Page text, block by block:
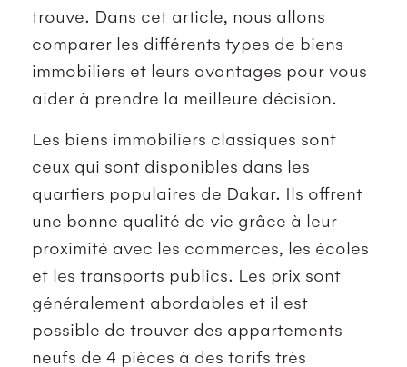
trouve. Dans cet article, nous allons
comparer les différents types de biens
immobiliers et leurs avantages pour vous
aider à prendre la meilleure décision.
Les biens immobiliers classiques sont
ceux qui sont disponibles dans les
quartiers populaires de Dakar. Ils offrent
une bonne qualité de vie grâce à leur
proximité avec les commerces, les écoles
et les transports publics. Les prix sont
généralement abordables et il est
possible de trouver des appartements
neufs de 4 pièces à des tarifs très